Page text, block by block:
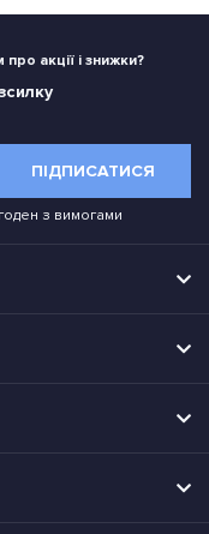
акції і знижки?
ПІДПИСАТИСЯ
з вимогами